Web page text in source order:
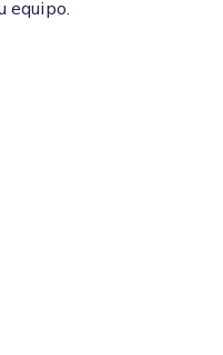
equipo.